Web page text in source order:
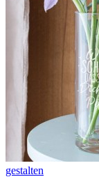
gestalten